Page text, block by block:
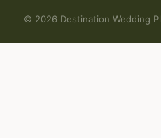
© 2026 Destination Wedding